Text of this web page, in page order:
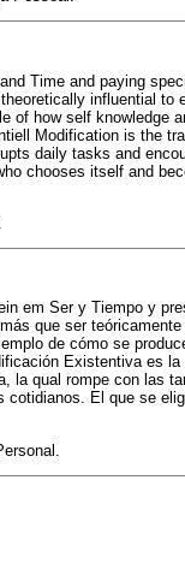
Time and paying
influential to
of how self knowledge
Modification is the
daily tasks and
chooses itself and
em Ser y Tiempo y
que ser
de cómo se
Existentiva es
la qual rompe con las
cotidianos. El que se